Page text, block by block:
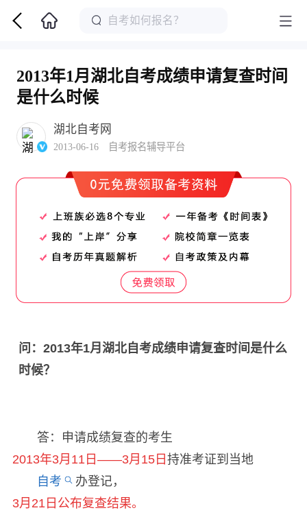
2013年1月湖北自考成绩申请复查时间
是什么时候
湖北自考网
2013-06-16 自考报名辅导平台
问：2013年1月湖北自考成绩申请复查时间是什么
时候？
答：申请成绩复查的考生
2013年3月11日——3月15日 持准考证到当地
自考
办登记，
3月21日公布复查结果。